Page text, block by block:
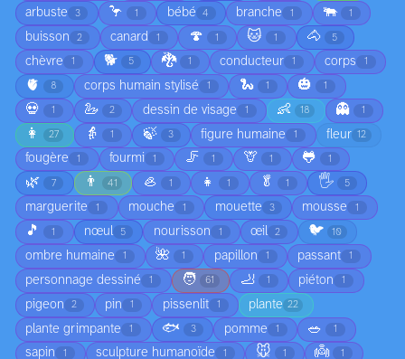
arbuste 3 🦩 1 bébé 4 branche 1 🐃 1
buisson 2 canard 1 🍄 1 🐱 1 🐴 5
chèvre 1 🐕 5 🐉 1 conducteur 1 corps 1
🫀 8 corps humain stylisé 1 🐍 1 🎃 1
💀 1 🦢 2 dessin de visage 1 👶 18 👻 1
👩 27 👵 1 🍃 3 figure humaine 1 fleur 12
fougère 1 fourmi 1 🦵 1 🦒 1 🐸 1
🌿 7 👨 41 🦪 1 👧 1 🥬 1 🖐️ 5
marguerite 1 mouche 1 mouette 3 mousse 1
🎵 1 nœul 5 nourisson 1 œil 2 🐦 10
ombre humaine 1 🌺 1 papillon 1 passant 1
personnage dessiné 1 🧑 61 🦶 1 piéton 1
pigeon 2 pin 1 pissenlit 1 plante 22
plante grimpante 1 🐟 3 pomme 1 🥗 1
sapin 1 sculpture humanoïde 1 🐭 1 👼 1